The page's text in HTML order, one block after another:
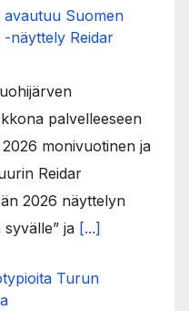
Suomen
näyttely Reidar
palvelleeseen
monivuotinen ja
Reidar
2026 näyttelyn
ja [...]
Turun